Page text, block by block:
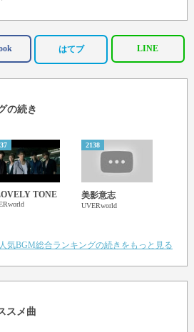
を信じよう
緒に歩いてこう
はてブ LINE
の続き
TONE
2138
美影意志
UVERworld
気BGM総合ランキングの続きをもっと見る
スメ曲